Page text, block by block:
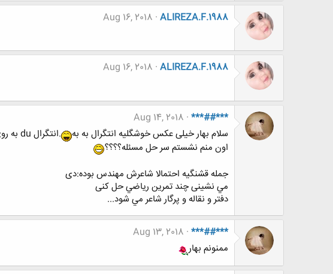
ALIREZA.F.1988
Aug 16, 2018
ALIREZA.F.1988
Aug 16, 2018
***##***
Aug 14, 2018
سلام بهار خیلی عکس خوشگلیه انتگرال به به
.انتگرال du به روی a^2-u^2 میشد عایا؟سخته:دی
اون منم نشستم سر حل مسئله؟؟؟؟
جمله قشنگیه احتمالا شاعرش مهندس بوده:دی
مي نشينی چند تمرين رياضي حل كنی
دفتر و نقاله و پرگار شاعر مي شود...
***##***
Aug 13, 2018
ممنونم بهار